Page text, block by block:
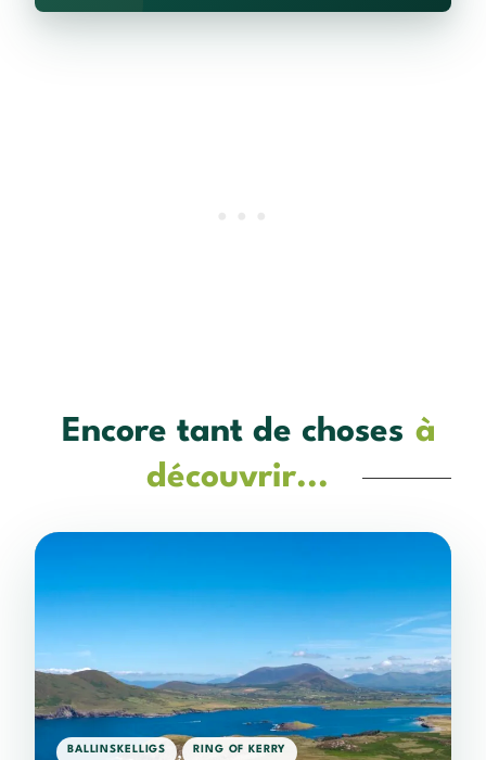
Encore tant de choses à
découvrir...
BALLINSKELLIGS , RING OF KERRY